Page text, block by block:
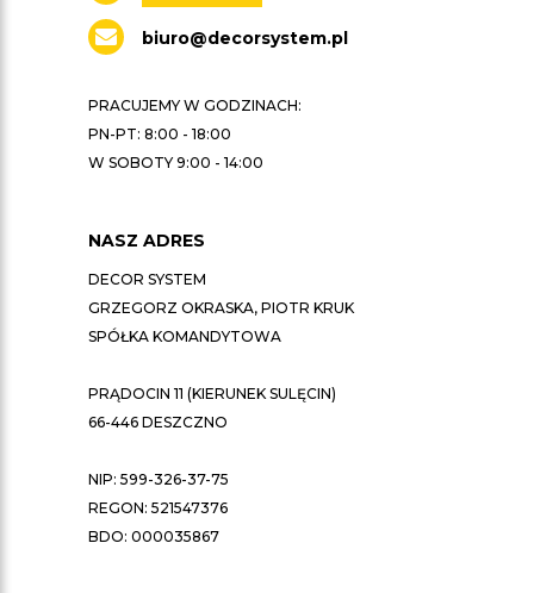
biuro@decorsystem.pl
PRACUJEMY W GODZINACH:
PN-PT: 8:00 - 18:00
W SOBOTY 9:00 - 14:00
NASZ ADRES
DECOR SYSTEM
GRZEGORZ OKRASKA, PIOTR KRUK
SPÓŁKA KOMANDYTOWA
PRĄDOCIN 11 (KIERUNEK SULĘCIN)
66-446 DESZCZNO
NIP: 599-326-37-75
REGON: 521547376
BDO: 000035867